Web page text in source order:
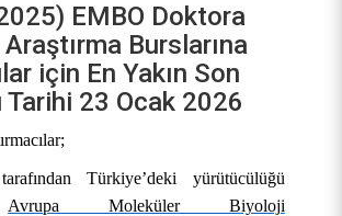
EMBO Doktora
Araştırma Burslarına
için En Yakın Son
Tarihi 23 Ocak 2026
Türkiye’deki yürütücülüğü
Avrupa Moleküler Biyoloji